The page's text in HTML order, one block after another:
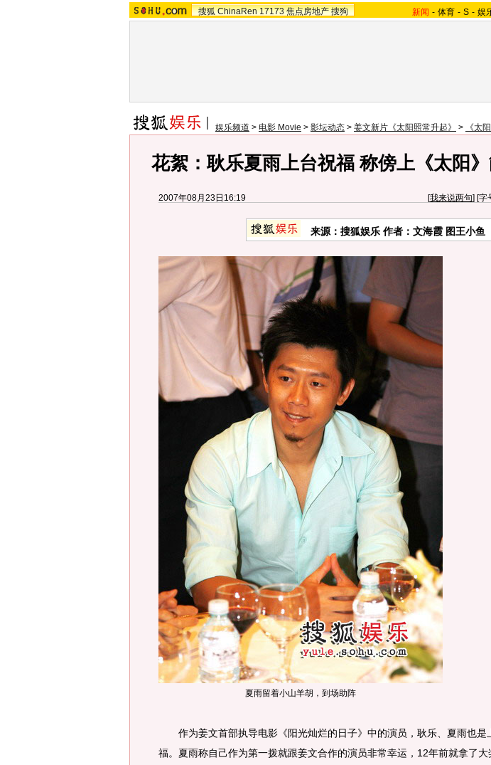
搜狐 ChinaRen 17173 焦点房地产 搜狗 新闻 - 体育 - S - 娱
娱乐频道 > 电影 Movie > 影坛动态 > 姜文新片《太阳照常升起》 > 《太
花絮：耿乐夏雨上台祝福 称傍上《太阳
2007年08月23日16:19 [我来说两句] [字
来源：搜狐娱乐 作者：文海霞 图王小鱼
夏雨留着小山羊胡，到场助阵
作为姜文首部执导电影《阳光灿烂的日子》中的演员，耿乐、夏雨也是
福。夏雨称自己作为第一拨就跟姜文合作的演员非常幸运，12年前就拿了大